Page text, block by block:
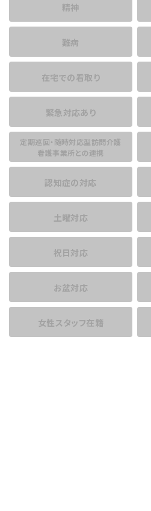
精神
難病
在宅での看取り
緊急対応あり
定期巡回・随時対応型訪問介護
看護事業所との連携
認知症の対応
土曜対応
祝日対応
お盆対応
女性スタッフ在籍